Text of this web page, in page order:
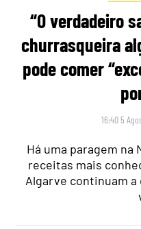
“O verdadeiro
churrasqueira
pode comer
16:40 5
Há uma paragem na
receitas mais
Algarve continuam